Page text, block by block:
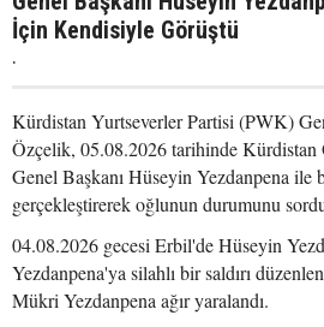
İçin Kendisiyle Görüştü
.
Kürdistan Yurtseverler Partisi (PWK)
Özçelik, 05.08.2026 tarihinde
Genel Başkanı Hüseyin Yezdanpena ile
gerçekleştirerek oğlunun durumunu
04.08.2026 gecesi Erbil'de Hüseyin
Yezdanpena'ya silahlı bir saldırı
Mükri Yezdanpena ağır yaralandı.